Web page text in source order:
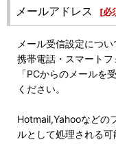
メールアドレス [必
メール受信設定につい
携帯電話・スマートフ
「PCからのメールを
ください。
Hotmail,Yahooなどの
ルとして処理される可